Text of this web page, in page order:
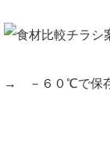
→ －６０℃で保